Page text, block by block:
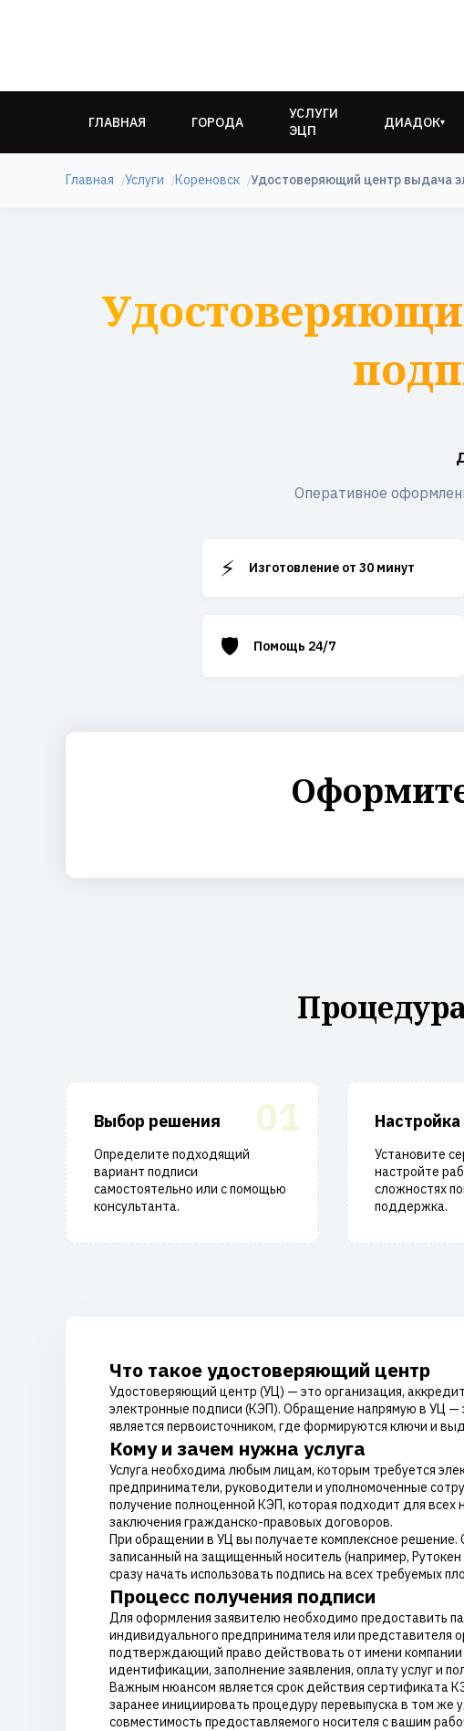
ГЛАВНАЯ ГОРОДА
УСЛУГИ
ЭЦП
ДИАДОК▾
Главная Услуги Кореновск Удостоверяющий центр выдача
Оперативное
⚡ Изготовление от 30 минут
🛡️ Помощь 24/7
01
Выбор решения
Определите подходящий
вариант подписи
самостоятельно или с помощью
консультанта.
Настройка
Установите
настройте
сложностях
поддержка.
Что такое удостоверяющий центр
Удостоверяющий центр (УЦ) — это организация,
электронные подписи (КЭП). Обращение напрямую в УЦ —
является первоисточником, где формируются ключи и
Кому и зачем нужна услуга
Услуга необходима любым лицам, которым требуется
предприниматели, руководители и уполномоченные
получение полноценной КЭП, которая подходит для
заключения гражданско-правовых договоров.
При обращении в УЦ вы получаете комплексное
записанный на защищенный носитель (например,
сразу начать использовать подпись на всех требуемых
Процесс получения подписи
Для оформления заявителю необходимо предоставить
индивидуального предпринимателя или представителя
подтверждающий право действовать от имени компании
идентификации, заполнение заявления, оплату услуг и
Важным нюансом является срок действия сертификата
заранее инициировать процедуру перевыпуска в том
совместимость предоставляемого носителя с вашим